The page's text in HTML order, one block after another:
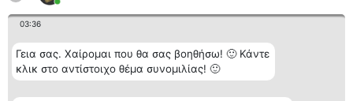
03:36
Γεια σας. Χαίρομαι που θα σας βοηθήσω! 🙂 Κάντε
κλικ στο αντίστοιχο θέμα συνομιλίας! 🙂
Διοργανωτής της
Κατάταξη Επικοινωνία